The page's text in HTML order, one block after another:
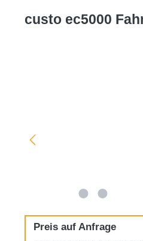
custo ec5000
Preis auf Anfrage